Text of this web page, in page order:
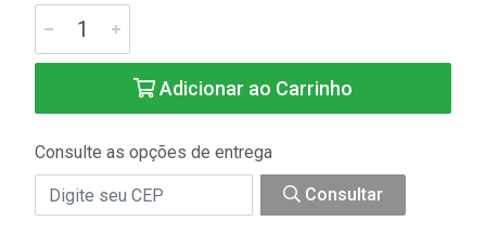
Adicionar ao Carrinho
Consulte as opções de entrega
Consultar